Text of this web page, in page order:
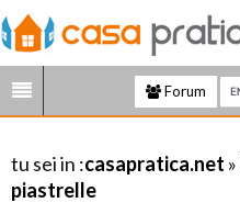
Forum
tu sei in :casapratica.net »
piastrelle